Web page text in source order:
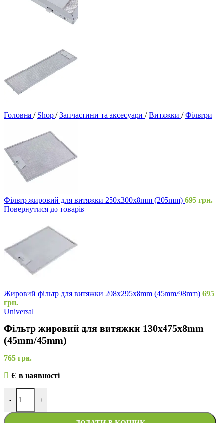
Головна / Shop / Запчастини та аксесуари / Витяжки / Фільтри
Фільтр жировий для витяжки 250x300x8mm (205mm) 695 грн.
Повернутися до товарів
Жировий фільтр для витяжки 208x295x8mm (45mm/98mm) 695
грн.
Universal
Фільтр жировий для витяжки 130x475x8mm
(45mm/45mm)
765 грн.
Є в наявності
- +